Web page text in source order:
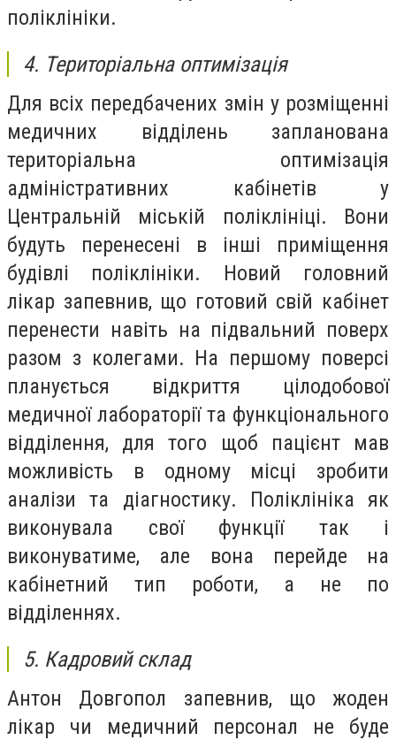
поліклініки.
4. Територіальна оптимізація
Для всіх передбачених змін у розміщенні
медичних відділень запланована
територіальна оптимізація
адміністративних кабінетів у
Центральній міській поліклініці. Вони
будуть перенесені в інші приміщення
будівлі поліклініки. Новий головний
лікар запевнив, що готовий свій кабінет
перенести навіть на підвальний поверх
разом з колегами. На першому поверсі
планується відкриття цілодобової
медичної лабораторії та функціонального
відділення, для того щоб пацієнт мав
можливість в одному місці зробити
аналізи та діагностику. Поліклініка як
виконувала свої функції так і
виконуватиме, але вона перейде на
кабінетний тип роботи, а не по
відділеннях.
5. Кадровий склад
Антон Довгопол запевнив, що жоден
лікар чи медичний персонал не буде